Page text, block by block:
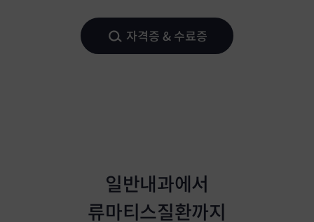
자격증 & 수료증
정형외과 전임의를 3년 간 추가 수련하여,
진료과목에 한계가 없이 통증을
종합적으로 파악합니다.
일반내과에서
류마티스질환까지